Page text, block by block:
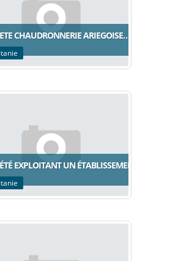
CHAUDRONNERIE ARIEGOISE…
EXPLOITANT UN ÉTABLISSEMENT…